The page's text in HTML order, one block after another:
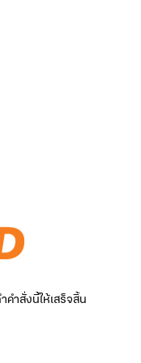
ำสั่งนี้ให้เสร็จสิ้น